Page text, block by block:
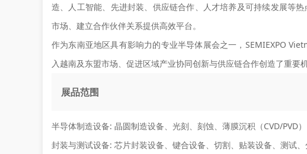
造、人工智能、先进封装、供应链合作、人才培养及可持续发展等
市场、建立合作伙伴关系提供高效平台。
作为东南亚地区具有影响力的专业半导体展会之一，SEMIEXPO
入越南及东盟市场、促进区域产业协同创新与供应链合作创造了重要
展品范围
半导体制造设备: 晶圆制造设备、光刻、刻蚀、薄膜沉积（CVD/PVD
封装与测试设备: 芯片封装设备、键合设备、切割、贴装设备、测试